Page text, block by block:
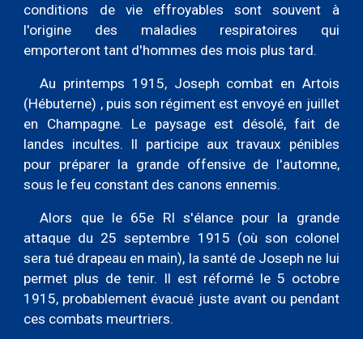
conditions de vie effroyables sont souvent à
l'origine des maladies respiratoires qui
emporteront tant d'hommes des mois plus tard.
Au printemps 1915, Joseph combat en Artois
(Hébuterne) , puis son régiment est envoyé en juillet
en Champagne. Le paysage est désolé, fait de
landes incultes. Il participe aux travaux pénibles
pour préparer la grande offensive de l'automne,
sous le feu constant des canons ennemis.
Alors que le 65e RI s'élance pour la grande
attaque du 25 septembre 1915 (où son colonel
sera tué drapeau en main), la santé de Joseph ne lui
permet plus de tenir. Il est réformé le 5 octobre
1915, probablement évacué juste avant ou pendant
ces combats meurtriers.